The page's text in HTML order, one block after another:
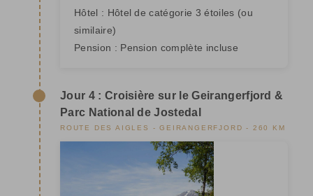
Hôtel : Hôtel de catégorie 3 étoiles (ou
similaire)
Pension : Pension complète incluse
Jour 4 : Croisière sur le Geirangerfjord &
Parc National de Jostedal
ROUTE DES AIGLES - GEIRANGERFJORD - 260 KM